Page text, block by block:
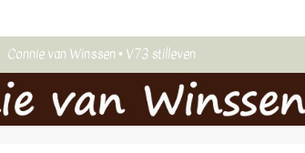
Connie van Winssen V73 stilleven